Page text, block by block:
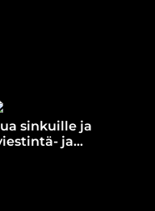
sinkuille ja
ja